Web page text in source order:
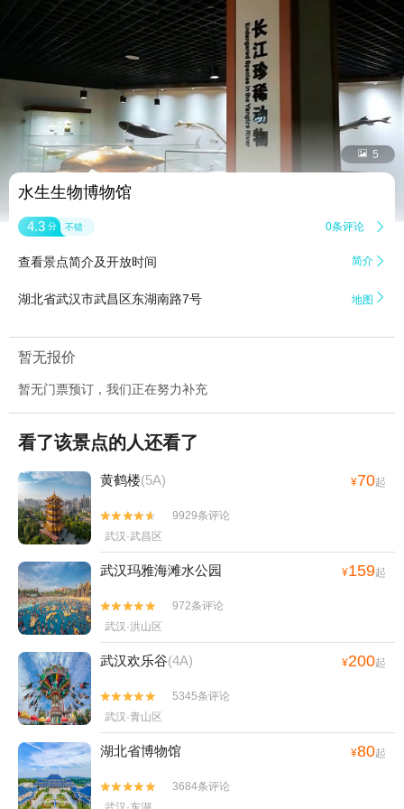
 5
水生生物博物馆
4.3 分 不错 0条评论 
查看景点简介及开放时间 简介 
湖北省武汉市武昌区东湖南路7号 地图 
暂无报价
暂无门票预订，我们正在努力补充
看了该景点的人还看了
黄鹤楼(5A) ¥70起


9929条评论
武汉·武昌区
武汉玛雅海滩水公园 ¥159起


972条评论
武汉·洪山区
武汉欢乐谷(4A) ¥200起


5345条评论
武汉·青山区
湖北省博物馆 ¥80起


3684条评论